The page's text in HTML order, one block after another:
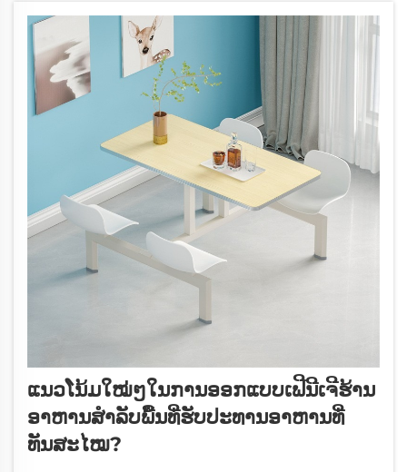
ແນວໂນ້ມໃໝ່ໆໃນການອອກແບບເຟີນີເຈີຮ້ານ
ອາຫານສຳລັບພື້ນທີ່ຮັບປະທານອາຫານທີ່
ທັນສະໄໝ?